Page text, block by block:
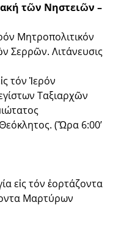
τῶν Νηστειῶν –
Μητροπολιτικόν
Σερρῶν. Λιτάνευσις
τόν Ἱερόν
Ταξιαρχῶν
(Ὥρα 6:00’
εἰς τόν ἑορτάζοντα
Μαρτύρων